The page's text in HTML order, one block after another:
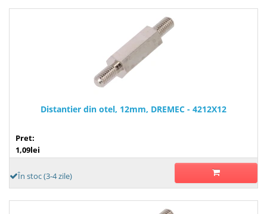
Distantier din otel, 12mm, DREMEC - 4212X12
Pret:
1,09lei
În stoc (3-4 zile)